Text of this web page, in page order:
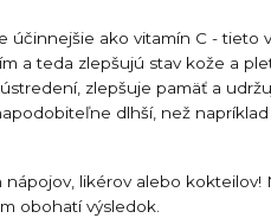
ako vitamín C - tieto
a teda zlepšujú stav kože a
zlepšuje pamäť a
dlhší, než
likérov alebo
obohatí výsledok.